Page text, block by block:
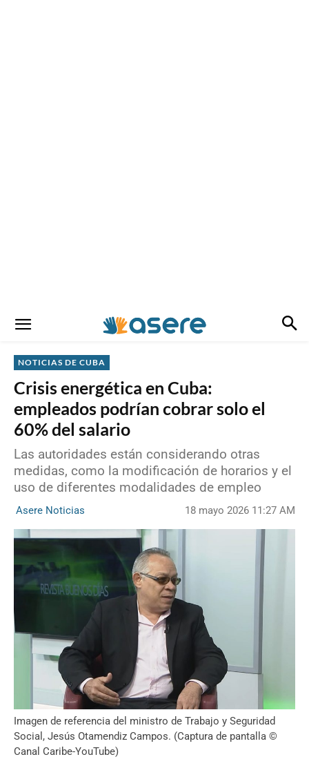
NOTICIAS DE CUBA
Crisis energética en Cuba:
empleados podrían cobrar solo el
60% del salario
Las autoridades están considerando otras
medidas, como la modificación de horarios y el
uso de diferentes modalidades de empleo
Asere Noticias 18 mayo 2026 11:27 AM
Imagen de referencia del ministro de Trabajo y Seguridad
Social, Jesús Otamendiz Campos. (Captura de pantalla ©
Canal Caribe-YouTube)